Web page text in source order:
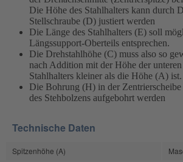
Die Höhe des Stahlhalters kann durch
Stellschraube (D) justiert werden
Die Länge des Stahlhalters (E) soll
Längssupport-Oberteils entsprechen.
Die Drehstahlhöhe (C) muss also so
nach Addition mit der Höhe der
Stahlhalters kleiner als die Höhe (A) ist.
Die Bohrung (H) in der Zentrierscheibe
des Stehbolzens aufgebohrt werden
Technische Daten
Spitzenhöhe (A)